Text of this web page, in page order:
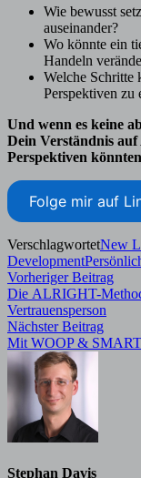
Wie bewusst
auseinander?
Wo könnte ein
Handeln
Welche Schritte
Perspektiven zu
Und wenn es keine
Dein Verständnis auf
Perspektiven
Folge mir auf
VerschlagwortetNew
Development
Vorheriger Beitrag
Die ALRIGHT-
Vertrauensperson
Nächster Beitrag
Mit WOOP &
Stephan Davis